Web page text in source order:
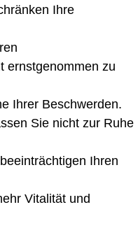
Ihre
ernstgenommen zu
Ihrer Beschwerden.
Sie nicht zur Ruhe
Ihren
Vitalität und